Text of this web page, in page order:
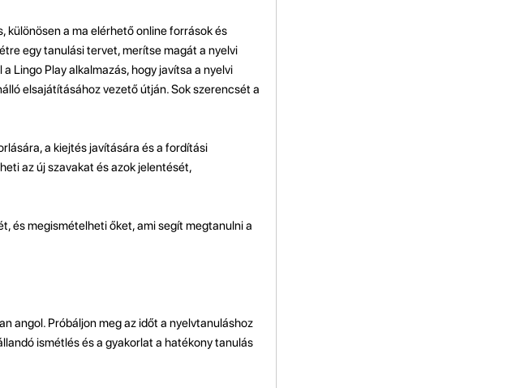
különösen a ma elérhető online források és
egy tanulási tervet, merítse magát a nyelvi
Lingo Play alkalmazás, hogy javítsa a nyelvi
elsajátításához vezető útján. Sok szerencsét a
a kiejtés javítására és a fordítási
az új szavakat és azok jelentését,
és megismételheti őket, ami segít megtanulni a
angol. Próbáljon meg az időt a nyelvtanuláshoz
ismétlés és a gyakorlat a hatékony tanulás